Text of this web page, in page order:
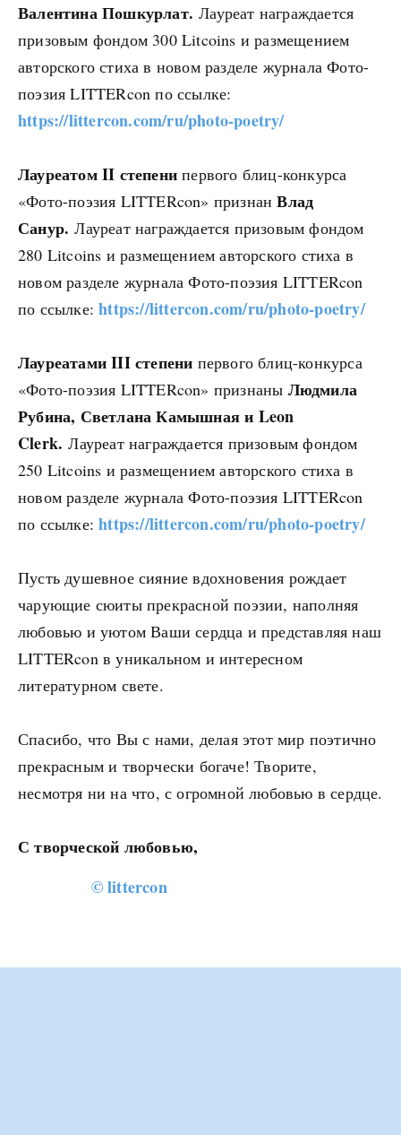
Валентина Пошкурлат.Лауреат награждается
призовым фондом 300 Litcoins и размещением
авторского стиха в новом разделе журнала Фото-
поэзия LITTERcon по ссылке:
https://littercon.com/ru/photo-poetry/
Лауреатом II степени первого блиц-конкурса
«Фото-поэзия LITTERcon» признанВлад
Санур.Лауреат награждается призовым фондом
280 Litcoins и размещением авторского стиха в
новом разделе журнала Фото-поэзия LITTERcon
по ссылке:https://littercon.com/ru/photo-poetry/
Лауреатами III степени первого блиц-конкурса
«Фото-поэзия LITTERcon» признаны Людмила
Рубина, Светлана Камышная и Leon
Clerk.Лауреат награждается призовым фондом
250 Litcoins и размещением авторского стиха в
новом разделе журнала Фото-поэзия LITTERcon
по ссылке:https://littercon.com/ru/photo-poetry/
Пусть душевное сияние вдохновения рождает
чарующие сюиты прекрасной поэзии, наполняя
любовью и уютом Ваши сердца и представляя наш
LITTERcon в уникальном и интересном
литературном свете.
Спасибо, что Вы с нами, делая этот мир поэтично
прекрасным и творчески богаче! Творите,
несмотря ни на что, с огромной любовью в сердце.
С творческой любовью,
© littercon